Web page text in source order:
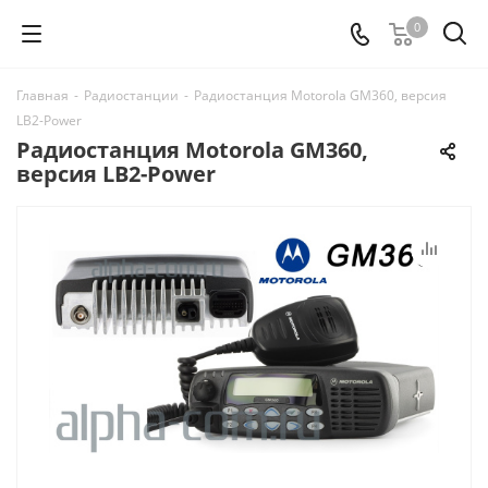
0
Главная - Радиостанции - Радиостанция Motorola GM360, версия
LB2-Power
Радиостанция Motorola GM360,
версия LB2-Power